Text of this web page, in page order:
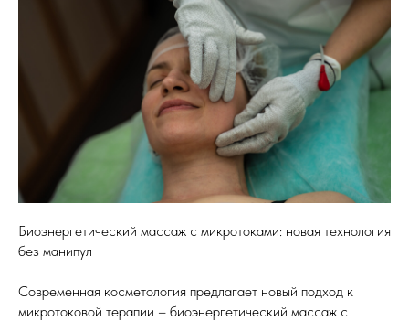
Биоэнергетический массаж с микротоками: новая технология
без манипул
Современная косметология предлагает новый подход к
микротоковой терапии – биоэнергетический массаж с